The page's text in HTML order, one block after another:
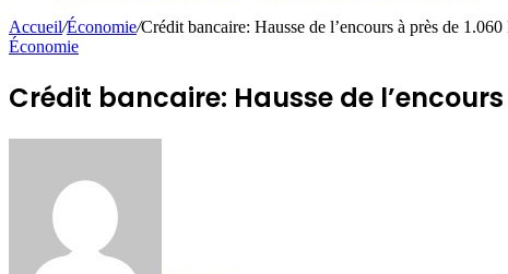
Accueil/Économie/Crédit bancaire: Hausse de l’encours à près de
Économie
Crédit bancaire: Hausse de